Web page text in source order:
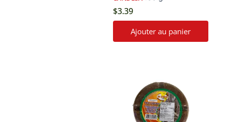
$3.39
Ajouter au panier